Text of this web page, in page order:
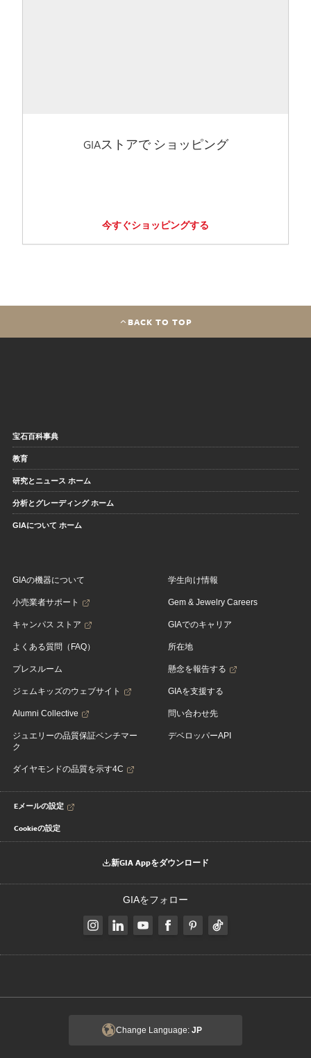
GIAストアで ショッピング
今すぐショッピングする
BACK TO TOP
宝石百科事典
教育
研究とニュース ホーム
分析とグレーディング ホーム
GIAについて ホーム
GIAの機器について
小売業者サポート
キャンパス ストア
よくある質問（FAQ）
プレスルーム
ジェムキッズのウェブサイト
Alumni Collective
ジュエリーの品質保証ベンチマー
ク
ダイヤモンドの品質を示す4C
学生向け情報
Gem & Jewelry Careers
GIAでのキャリア
所在地
懸念を報告する
GIAを支援する
問い合わせ先
デベロッパーAPI
Eメールの設定
Cookieの設定
新GIA Appをダウンロード
GIAをフォロー
Change Language: JP